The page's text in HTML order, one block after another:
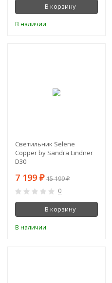
В корзину
В наличии
Светильник Selene
Copper by Sandra Lindner
D30
7 199 ₽ 15 199₽
0
В корзину
В наличии